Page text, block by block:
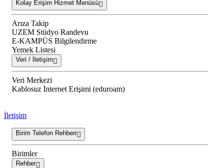
Kolay Erişim Hizmet Menüsü
Arıza Takip
UZEM Stüdyo Randevu
E-KAMPÜS Bilgilendirme
Yemek Listesi
Veri / İletişim
Veri Merkezi
Kablosuz İnternet Erişimi (eduroam)
İletişim
Birim Telefon Rehberi
Birimler
Rehber